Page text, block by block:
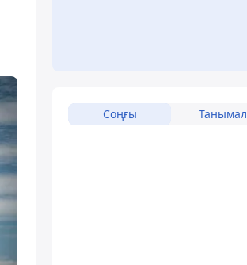
Соңғы Танымал